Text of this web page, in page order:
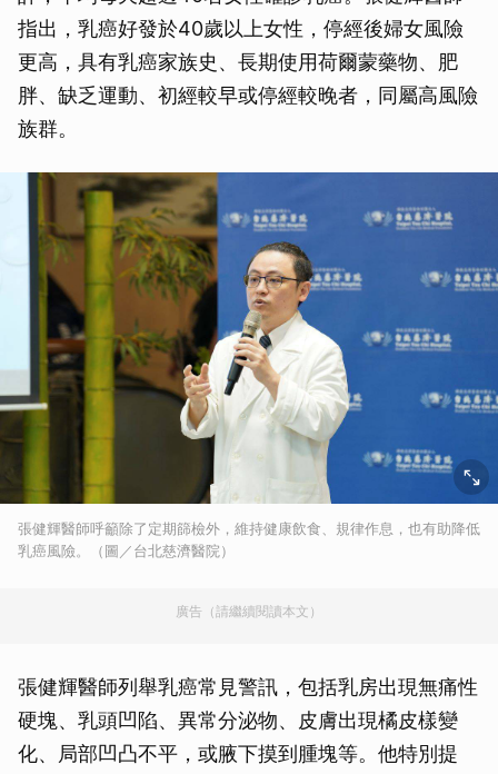
指出，乳癌好發於40歲以上女性，停經後婦女風險
更高，具有乳癌家族史、長期使用荷爾蒙藥物、肥
胖、缺乏運動、初經較早或停經較晚者，同屬高風險
族群。
張健輝醫師呼籲除了定期篩檢外，維持健康飲食、規律作息，也有助降低
乳癌風險。（圖／台北慈濟醫院）
廣告（請繼續閱讀本文）
張健輝醫師列舉乳癌常見警訊，包括乳房出現無痛性
硬塊、乳頭凹陷、異常分泌物、皮膚出現橘皮樣變
化、局部凹凸不平，或腋下摸到腫塊等。他特別提